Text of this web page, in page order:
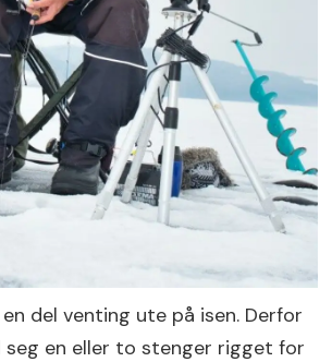
del venting ute på isen. Derfor
seg en eller to stenger rigget for